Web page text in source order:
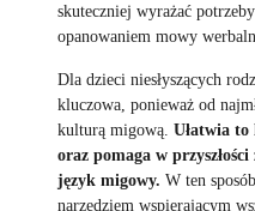
skuteczniej wyrażać
opanowaniem mowy
Dla dzieci niesłyszących
kluczowa, ponieważ od
kulturą migową. Ułatwia to
oraz pomaga w
język migowy. W ten
narzędziem wspierającym